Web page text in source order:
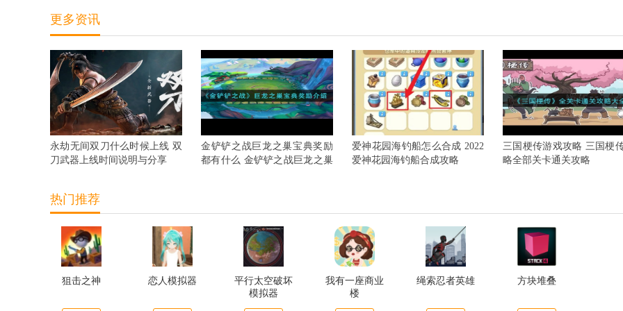
更多资讯
永劫无间双刀什么时候上线 双
刀武器上线时间说明与分享
金铲铲之战巨龙之巢宝典奖励
都有什么 金铲铲之战巨龙之巢
爱神花园海钓船怎么合成 2022
爱神花园海钓船合成攻略
三国梗传游戏攻略 三国梗
略全部关卡通关攻略
热门推荐
狙击之神 恋人模拟器
平行太空破坏
模拟器
我有一座商业
楼
绳索忍者英雄 方块堆叠